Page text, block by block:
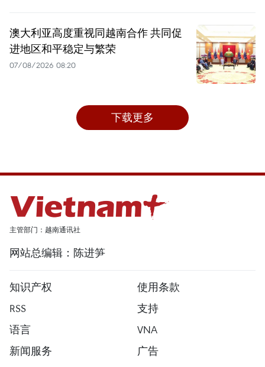
澳大利亚高度重视同越南合作 共同促
进地区和平稳定与繁荣
07/08/2026 08:20
下载更多
主管部门：越南通讯社
网站总编辑：陈进笋
知识产权
使用条款
RSS
支持
语言
VNA
新闻服务
广告